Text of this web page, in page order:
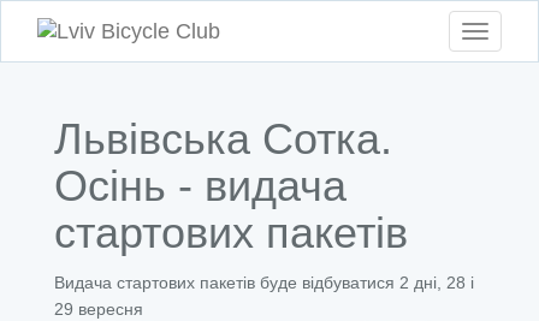
Toggle
Львівська Сотка.
Осінь - видача
стартових пакетів
Видача стартових пакетів буде відбуватися 2 дні, 28 і
29 вересня